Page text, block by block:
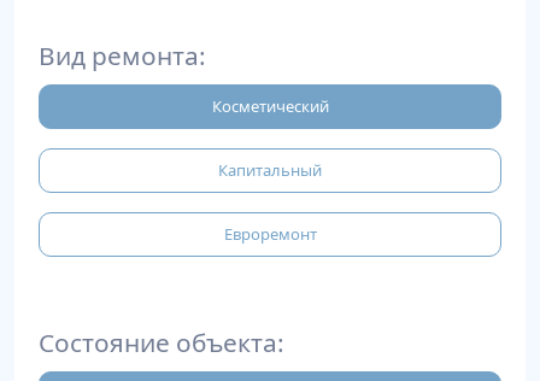
Вид ремонта:
Косметический
Капитальный
Евроремонт
Состояние объекта: